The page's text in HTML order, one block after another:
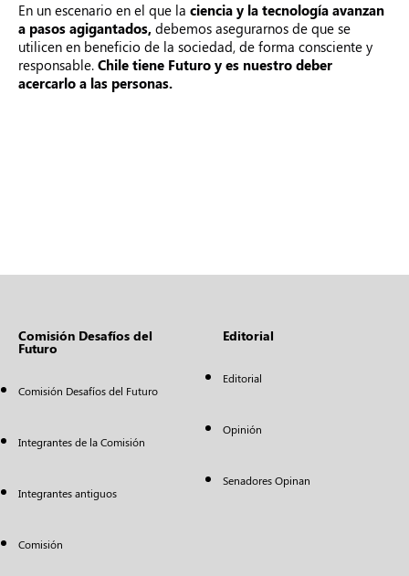
En un escenario en el que la ciencia y la tecnología avanzan
a pasos agigantados, debemos asegurarnos de que se
utilicen en beneficio de la sociedad, de forma consciente y
responsable. Chile tiene Futuro y es nuestro deber
acercarlo a las personas.
Comisión Desafíos del
Futuro
Comisión Desafíos del Futuro
Integrantes de la Comisión
Integrantes antiguos
Comisión
Editorial
Editorial
Opinión
Senadores Opinan